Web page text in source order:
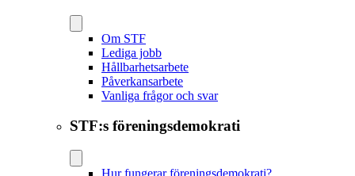
Om STF
Lediga jobb
Hållbarhetsarbete
Påverkansarbete
Vanliga frågor och svar
STF:s föreningsdemokrati